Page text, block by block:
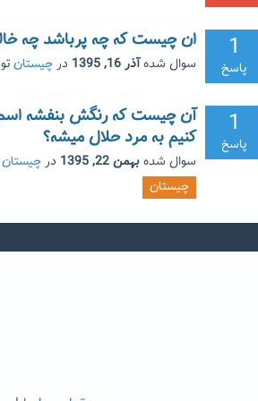
1
پاسخ
ان چیست که چه پرباشد چه
سوال شدهآذر 16, 1395 درچیستان
1
پاسخ
آن چیست که رنگش بنفشه اسم
کنیم به مرد حلال میشه؟
سوال شدهبهمن 22, 1395 درچیستان
چیستان